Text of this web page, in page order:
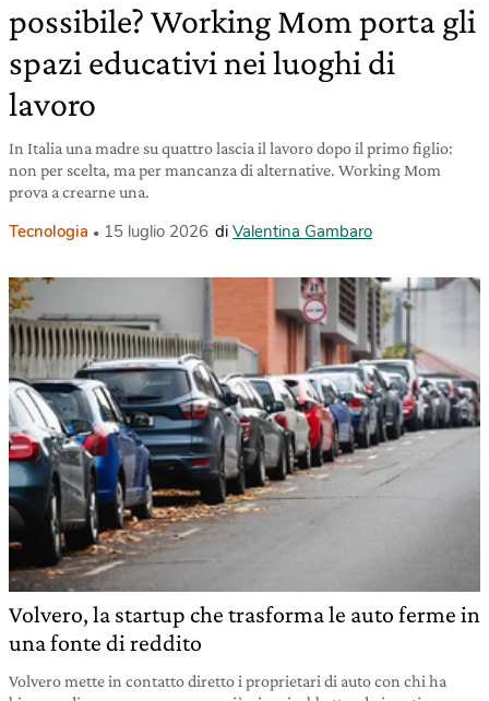
possibile? Working Mom porta gli
spazi educativi nei luoghi di
lavoro
In Italia una madre su quattro lascia il lavoro dopo il primo figlio:
non per scelta, ma per mancanza di alternative. Working Mom
prova a crearne una.
Tecnologia 15 luglio 2026 di Valentina Gambaro
Volvero, la startup che trasforma le auto ferme in
una fonte di reddito
Volvero mette in contatto diretto i proprietari di auto con chi ha